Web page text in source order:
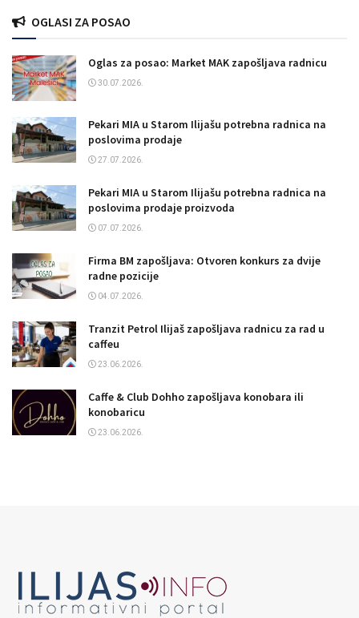
OGLASI ZA POSAO
Oglas za posao: Market MAK zapošljava radnicu
30.07.2026.
Pekari MIA u Starom Ilijašu potrebna radnica na
poslovima prodaje
27.07.2026.
Pekari MIA u Starom Ilijašu potrebna radnica na
poslovima prodaje proizvoda
07.07.2026.
Firma BM zapošljava: Otvoren konkurs za dvije
radne pozicije
04.07.2026.
Tranzit Petrol Ilijaš zapošljava radnicu za rad u
caffeu
23.06.2026.
Caffe & Club Dohho zapošljava konobara ili
konobaricu
23.06.2026.